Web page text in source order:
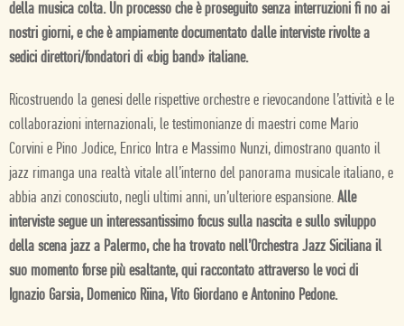
della musica colta. Un processo che è proseguito senza interruzioni fi no ai
nostri giorni, e che è ampiamente documentato dalle interviste rivolte a
sedici direttori/fondatori di «big band» italiane.
Ricostruendo la genesi delle rispettive orchestre e rievocandone l’attività e le
collaborazioni internazionali, le testimonianze di maestri come Mario
Corvini e Pino Jodice, Enrico Intra e Massimo Nunzi, dimostrano quanto il
jazz rimanga una realtà vitale all’interno del panorama musicale italiano, e
abbia anzi conosciuto, negli ultimi anni, un’ulteriore espansione. Alle
interviste segue un interessantissimo focus sulla nascita e sullo sviluppo
della scena jazz a Palermo, che ha trovato nell’Orchestra Jazz Siciliana il
suo momento forse più esaltante, qui raccontato attraverso le voci di
Ignazio Garsia, Domenico Riina, Vito Giordano e Antonino Pedone.